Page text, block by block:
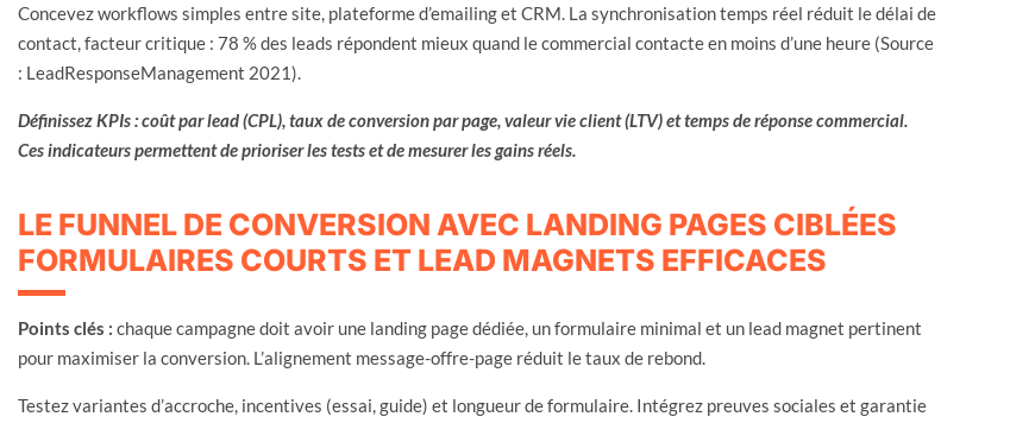
Concevez workflows simples entre site, plateforme d’emailing et CRM. La synchronisation temps réel réduit le délai de
contact, facteur critique : 78 % des leads répondent mieux quand le commercial contacte en moins d’une heure (Source
: LeadResponseManagement 2021).
Définissez KPIs : coût par lead (CPL), taux de conversion par page, valeur vie client (LTV) et temps de réponse commercial.
Ces indicateurs permettent de prioriser les tests et de mesurer les gains réels.
LE FUNNEL DE CONVERSION AVEC LANDING PAGES CIBLÉES
FORMULAIRES COURTS ET LEAD MAGNETS EFFICACES
Points clés : chaque campagne doit avoir une landing page dédiée, un formulaire minimal et un lead magnet pertinent
pour maximiser la conversion. L’alignement message-offre-page réduit le taux de rebond.
Testez variantes d’accroche, incentives (essai, guide) et longueur de formulaire. Intégrez preuves sociales et garantie